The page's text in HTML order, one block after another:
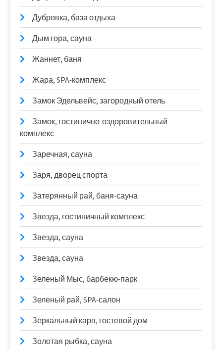
Дубровка, база отдыха
Дым гора, сауна
Жаннет, баня
Жара, SPA-комплекс
Замок Эдельвейс, загородный отель
Замок, гостинично-оздоровительный
комплекс
Заречная, сауна
Заря, дворец спорта
Затерянный рай, баня-сауна
Звезда, гостиничный комплекс
Звезда, сауна
Звезда, сауна
Зеленый Мыс, барбекю-парк
Зеленый рай, SPA-салон
Зеркальный карп, гостевой дом
Золотая рыбка, сауна